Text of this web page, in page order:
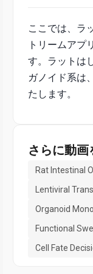
ここでは、ラ
トリームアプ
す。ラットは
ガノイド系は
たします。
さらに動画
Rat Intestinal
Lentiviral
Organoid
Functional
Cell Fate